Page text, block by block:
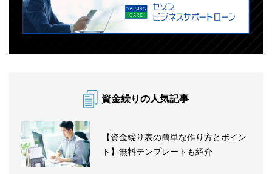
資金繰りの人気記事
【資金繰り表の簡単な作り方とポイン
ト】無料テンプレートも紹介